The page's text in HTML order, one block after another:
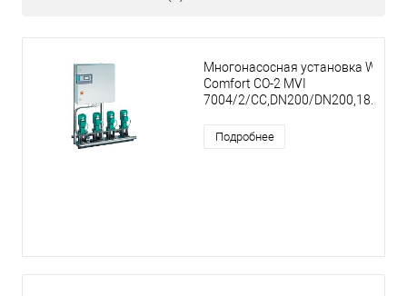
Многонасосная установка Wilo
Comfort CO-2 MVI
7004/2/CC,DN200/DN200,18.5kW
Подробнее